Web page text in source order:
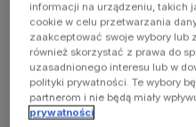
occurred
(see the
browser
informacji na urządzeniu, takich
cookie w celu przetwarzania
zaakceptować swoje wybory lub
również skorzystać z prawa do
uzasadnionego interesu lub w
polityki prywatności. Te wybory
partnerom i nie będą miały
prywatności